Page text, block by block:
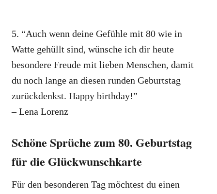
5. “Auch wenn deine Gefühle mit 80 wie in
Watte gehüllt sind, wünsche ich dir heute
besondere Freude mit lieben Menschen, damit
du noch lange an diesen runden Geburtstag
zurückdenkst. Happy birthday!”
– Lena Lorenz
Schöne Sprüche zum 80. Geburtstag
für die Glückwunschkarte
Für den besonderen Tag möchtest du einen